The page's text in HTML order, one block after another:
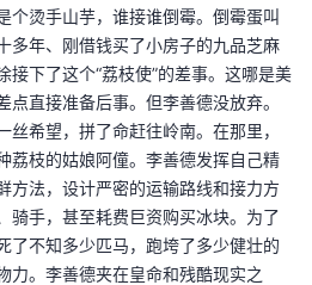
个烫手山芋，谁接谁倒霉。倒霉蛋叫
多年、刚借钱买了小房子的九品芝麻
接下了这个“荔枝使”的差事。这哪是美
直接准备后事。但李善德没放弃。
希望，拼了命赶往岭南。在那里，
荔枝的姑娘阿僮。李善德发挥自己精
方法，设计严密的运输路线和接力方
骑手，甚至耗费巨资购买冰块。为了
了不知多少匹马，跑垮了多少健壮的
力。李善德夹在皇命和残酷现实之